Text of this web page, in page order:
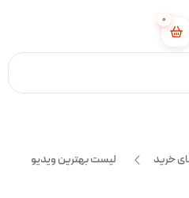
0
خرید لیست بهترین ویدیو